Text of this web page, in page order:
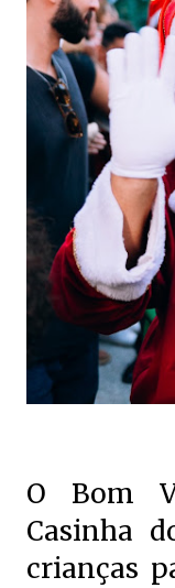
O Bom
Casinha
crianças